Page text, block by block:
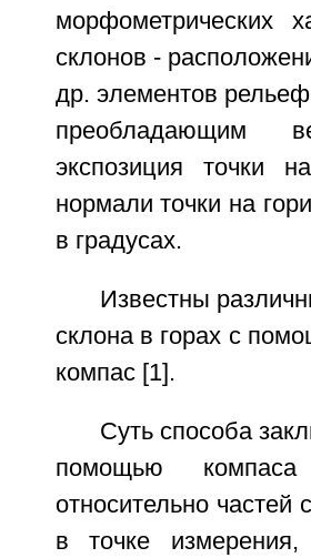
морфометрических
склонов -
др. элементов
преобладающим
экспозиция точки
нормали точки на
в градусах.
Известны
склона в горах с
компас [1].
Суть способа
помощью
относительно частей
в точке